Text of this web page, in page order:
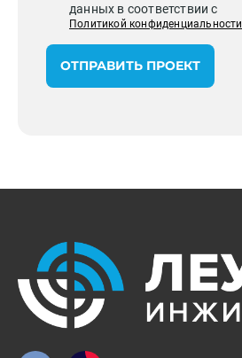
данных в соответствии с
Политикой конфиденциальности
ОТПРАВИТЬ ПРОЕКТ